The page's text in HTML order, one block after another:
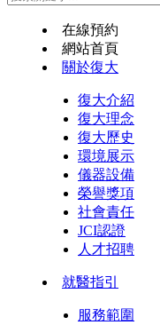
在線預約
網站首頁
關於復大
復大介紹
復大理念
復大歷史
環境展示
儀器設備
榮譽獎項
社會責任
JCI認證
人才招聘
就醫指引
服務範圍